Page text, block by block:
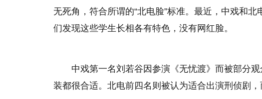
无死角，符合所谓的“北电脸”标准。最近，中戏和
们发现这些学生长相各有特色，没有网红脸。
中戏第一名刘若谷因参演《无忧渡》而被部分
装都很合适。北电前四名则被认为适合出演刑侦剧，